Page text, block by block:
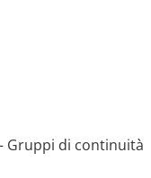
Gruppi di continuità